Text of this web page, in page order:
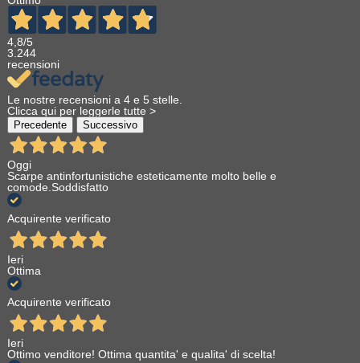
4,8/5
3.244
recensioni
Le nostre recensioni a 4 e 5 stelle.
Clicca qui per leggerle tutte >
Precedente Successivo
Oggi
Scarpe antinfortunistiche esteticamente molto belle e
comode.Soddisfatto
Acquirente verificato
Ieri
Ottima
Acquirente verificato
Ieri
Ottimo venditore! Ottima quantita' e qualita' di scelta!